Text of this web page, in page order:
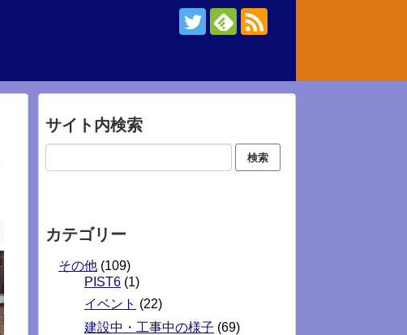
サイト内検索
カテゴリー
その他 (109)
PIST6 (1)
イベント (22)
建設中・工事中の様子 (69)